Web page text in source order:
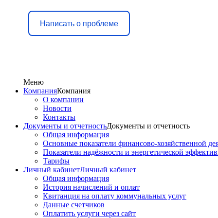
Написать о проблеме
Меню
КомпанияКомпания
О компании
Новости
Контакты
Документы и отчетностьДокументы и отчетность
Общая информация
Основные показатели финансово-хозяйственной
Показатели надёжности и энергетической
Тарифы
Личный кабинетЛичный кабинет
Общая информация
История начислений и оплат
Квитанция на оплату коммунальных услуг
Данные счетчиков
Оплатить услуги через сайт